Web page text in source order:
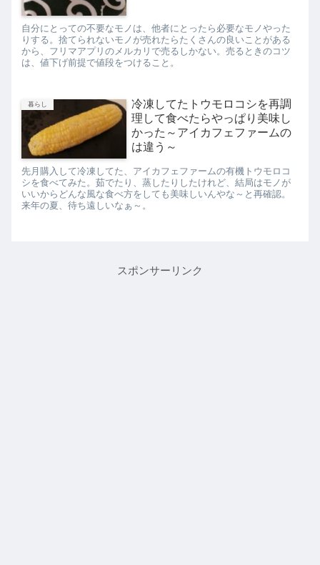
自分にとっての不要なモノは、他者にとったら必要なモノやった
りする。捨てられないモノが売れたらたくさんの良いことがある
から、フリマアプリのメルカリで売るしかない。売るときのコツ
は、値下げ前提で値段をつけること。
暮らし
冷凍してたトウモロコシを再調
理して食べたらやっぱり美味し
かった～アイカフェファームの
は違う～
先月購入して冷凍してた、アイカフェファームの有機トウモロコ
シを食べてみた。茹でたり、蒸したりしたけれど、結局はモノが
いいからどんな風な食べ方をしても美味しいんやな～と再確認。
来年の夏、待ち遠しいなぁ～。
スポンサーリンク